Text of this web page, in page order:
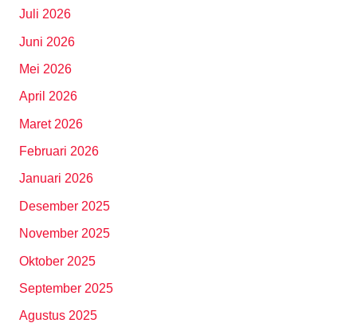
Juli 2026
Juni 2026
Mei 2026
April 2026
Maret 2026
Februari 2026
Januari 2026
Desember 2025
November 2025
Oktober 2025
September 2025
Agustus 2025